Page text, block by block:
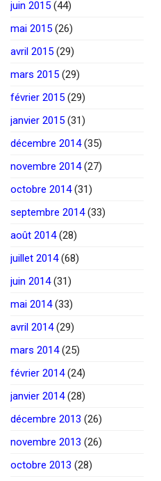
juin 2015 (44)
mai 2015 (26)
avril 2015 (29)
mars 2015 (29)
février 2015 (29)
janvier 2015 (31)
décembre 2014(35)
novembre 2014(27)
octobre 2014(31)
septembre 2014(33)
août 2014(28)
juillet 2014(68)
juin 2014(31)
mai 2014(33)
avril 2014(29)
mars 2014(25)
février 2014(24)
janvier 2014(28)
décembre 2013 (26)
novembre 2013 (26)
octobre 2013 (28)